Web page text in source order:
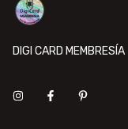
DIGI CARD MEMBRESÍA